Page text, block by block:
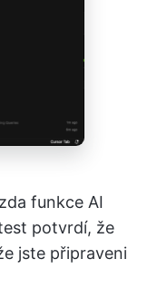
funkce AI
potvrdí, že
jste připraveni